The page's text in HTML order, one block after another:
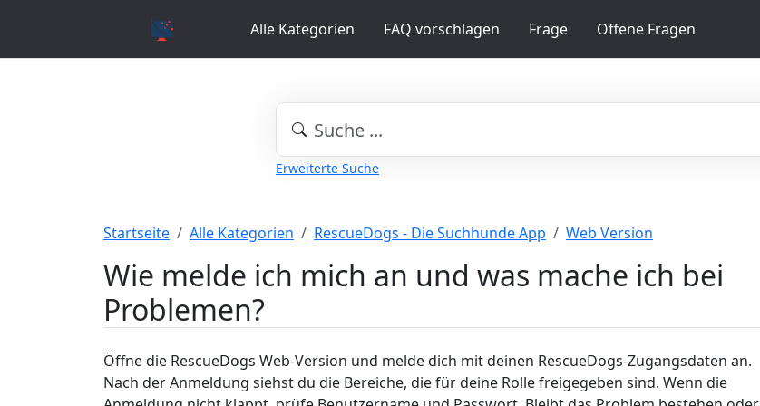
Alle Kategorien FAQ vorschlagen Frage Offene Fragen
Erweiterte Suche
Startseite Alle Kategorien RescueDogs - Die Suchhunde App Web Version
Wie melde ich mich an und was mache ich bei
Problemen?
Öffne die RescueDogs Web-Version und melde dich mit deinen RescueDogs-Zugangsdaten an.
Nach der Anmeldung siehst du die Bereiche, die für deine Rolle freigegeben sind. Wenn die